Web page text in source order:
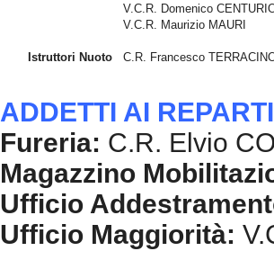
V.C.R. Domenico
V.C.R. Maurizio MAURI
Istruttori Nuoto C.R. Francesco
ADDETTI AI REPARTI
Fureria: C.R. Elvio
Magazzino
Ufficio
Ufficio Maggiorità: